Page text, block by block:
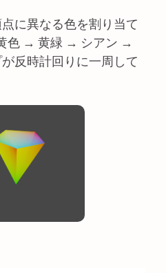
に異なる色を割り当て
色 → 黄緑 → シアン →
反時計回りに一周して